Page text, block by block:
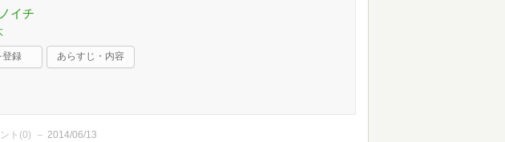
イチ
登録 あらすじ・内容
ト(0) 2014/06/13